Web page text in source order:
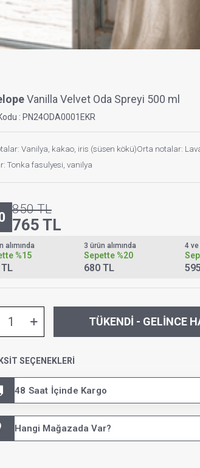
Vanilla Velvet Oda Spreyi 500 ml
: PN24ODA0001EKR
Vanilya, kakao, iris (süsen kökü)Orta notalar:
Tonka fasulyesi, vanilya
850TL
765 TL
alımında
%15
3 ürün alımında
Sepette %20
680 TL
4
TÜKENDI - GELINCE
SEÇENEKLERI
48 Saat İçinde Kargo
Hangi Mağazada Var?